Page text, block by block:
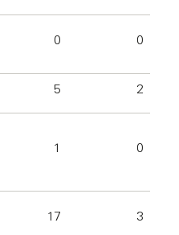
0 0
5 2
1 0
17 3